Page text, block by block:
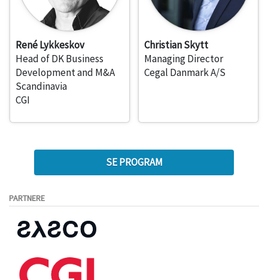
René Lykkeskov
Head of DK Business
Development and M&A
Scandinavia
CGI
Christian Skytt
Managing Director
Cegal Danmark A/S
SE PROGRAM
PARTNERE